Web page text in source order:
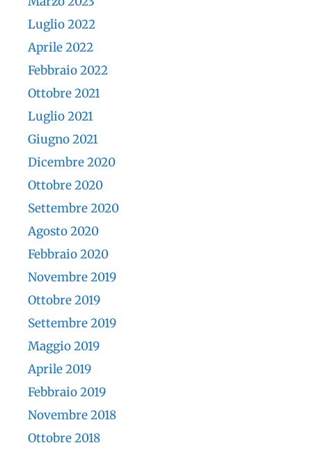
Luglio 2022
Aprile 2022
Febbraio 2022
Ottobre 2021
Luglio 2021
Giugno 2021
Dicembre 2020
Ottobre 2020
Settembre 2020
Agosto 2020
Febbraio 2020
Novembre 2019
Ottobre 2019
Settembre 2019
Maggio 2019
Aprile 2019
Febbraio 2019
Novembre 2018
Ottobre 2018